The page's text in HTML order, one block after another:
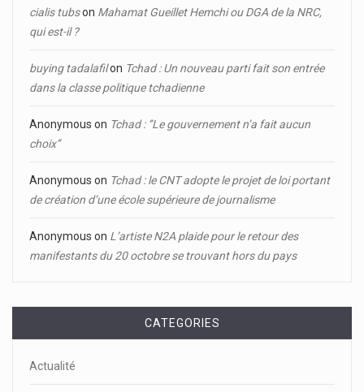
cialis tubson Mahamat Gueillet Hemchi ou DGA de la NRC,
qui est-il ?
buying tadalafilon Tchad : Un nouveau parti fait son entrée
dans la classe politique tchadienne
Anonymous on Tchad : ‘’Le gouvernement n’a fait aucun
choix’’
Anonymous on Tchad : le CNT adopte le projet de loi portant
de création d’une école supérieure de journalisme
Anonymous on L’artiste N2A plaide pour le retour des
manifestants du 20 octobre se trouvant hors du pays
CATEGORIES
Actualité